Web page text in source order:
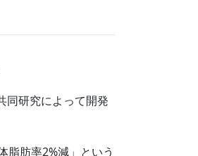
同研究によって開発
脂肪率2%減」という